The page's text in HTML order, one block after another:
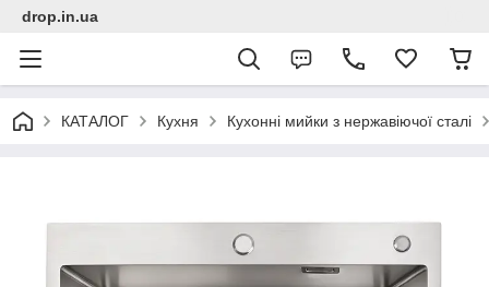
drop.in.ua
КАТАЛОГ Кухня Кухонні мийки з нержавіючої сталі